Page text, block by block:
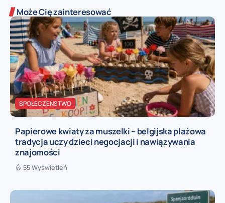
Może Cię zainteresować
SPOŁECZEŃSTWO
Papierowe kwiaty za muszelki – belgijska plażowa
tradycja uczy dzieci negocjacji i nawiązywania
znajomości
55 Wyświetleń